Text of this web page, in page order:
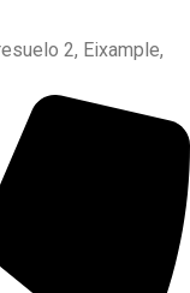
2, Eixample,